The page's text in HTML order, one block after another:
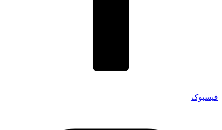
فیسبوک